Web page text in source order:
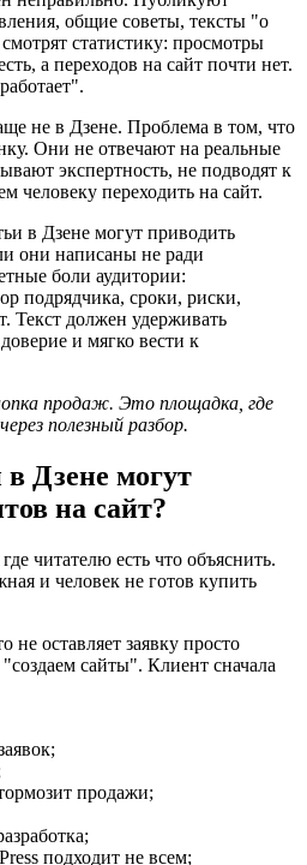
общие советы, тексты "о
статистику: просмотры
а переходов на сайт почти нет.
не в Дзене. Проблема в том, что
Они не отвечают на реальные
экспертность, не подводят к
человеку переходить на сайт.
в Дзене могут приводить
они написаны не ради
боли аудитории:
подрядчика, сроки, риски,
Текст должен удерживать
и мягко вести к
продаж. Это площадка, где
полезный разбор.
Дзене могут
на сайт?
читателю есть что объяснить.
и человек не готов купить
оставляет заявку просто
сайты". Клиент сначала
продажи;
подходит не всем;